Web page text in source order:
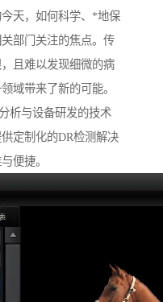
天，如何科学、*地保
部门关注的焦点。传
且难以发现细微的病
域带来了新的可能。
析与设备研发的技术
定制化的DR检测解决
便捷。